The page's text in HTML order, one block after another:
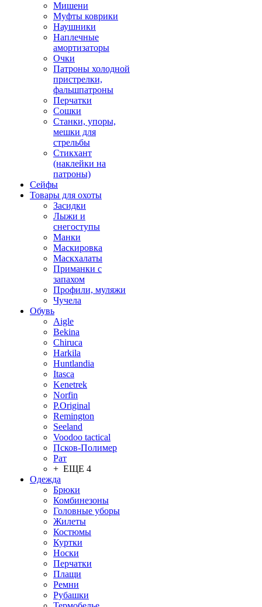
Мишени
Муфты коврики
Наушники
Наплечные
амортизаторы
Очки
Патроны холодной
пристрелки,
фальшпатроны
Перчатки
Сошки
Станки, упоры,
мешки для
стрельбы
Стикхант
(наклейки на
патроны)
Сейфы
Товары для охоты
Засидки
Лыжи и
снегоступы
Манки
Маскировка
Маскхалаты
Приманки с
запахом
Профили, муляжи
Чучела
Обувь
Aigle
Bekina
Chiruсa
Harkila
Huntlandia
Itasca
Kenetrek
Norfin
P.Original
Remington
Seeland
Voodoo tactical
Псков-Полимер
Рат
+ ЕЩЕ 4
Одежда
Брюки
Комбинезоны
Головные уборы
Жилеты
Костюмы
Куртки
Носки
Перчатки
Плащи
Ремни
Рубашки